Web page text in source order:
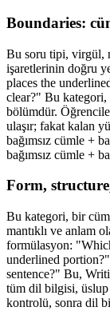
Boundaries:
Bu soru tipi, virgül,
işaretlerinin doğru
places the
clear?" Bu kategori,
bölümdür.
ulaşır; fakat kalan
bağımsız cümle +
bağımsız cümle +
Form,
Bu kategori, bir
mantıklı ve anlam
formülasyon:
underlined
sentence?" Bu,
tüm dil bilgisi, üslup
kontrolü, sonra dil